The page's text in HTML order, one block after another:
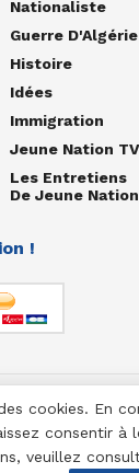
Nationaliste
Guerre D'Algérie
Histoire
Idées
Immigration
Jeune Nation TV
Les Entretiens
De Jeune Nation
!
cookies. En
consentir à
veuillez